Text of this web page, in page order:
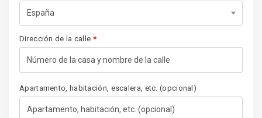
España
Dirección de la calle *
Apartamento, habitación, escalera, etc. (opcional)